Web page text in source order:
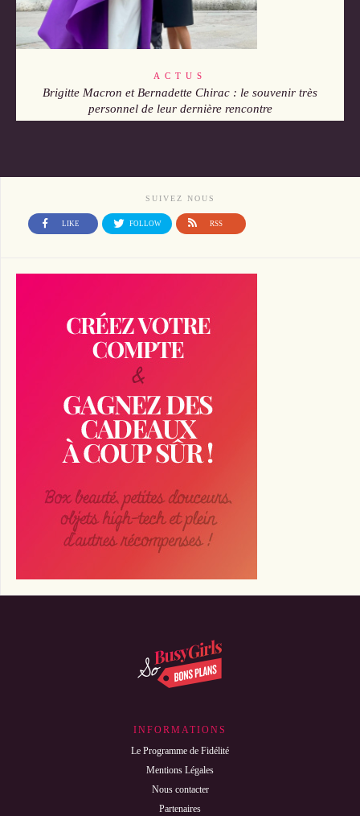
ACTUS
Brigitte Macron et Bernadette Chirac : le souvenir très
personnel de leur dernière rencontre
SUIVEZ NOUS
LIKE FOLLOW RSS
INFORMATIONS
Le Programme de Fidélité
Mentions Légales
Nous contacter
Partenaires